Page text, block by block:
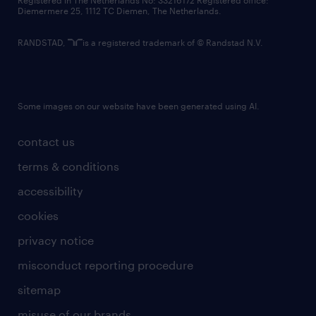
contact us
terms & conditions
accessibility
cookies
privacy notice
misconduct reporting procedure
sitemap
Diemermere 25, 1112 TC Diemen, The Netherlands.
RANDSTAD, is a registered trademark of © Randstad N.V.
Some images on our website have been generated using AI.